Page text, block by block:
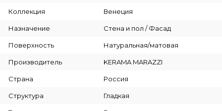
Коллекция Венеция
Назначение Стена и пол / Фасад
Поверхность Натуральная/матовая
Производитель KERAMA MARAZZI
Страна Россия
Структура Гладкая